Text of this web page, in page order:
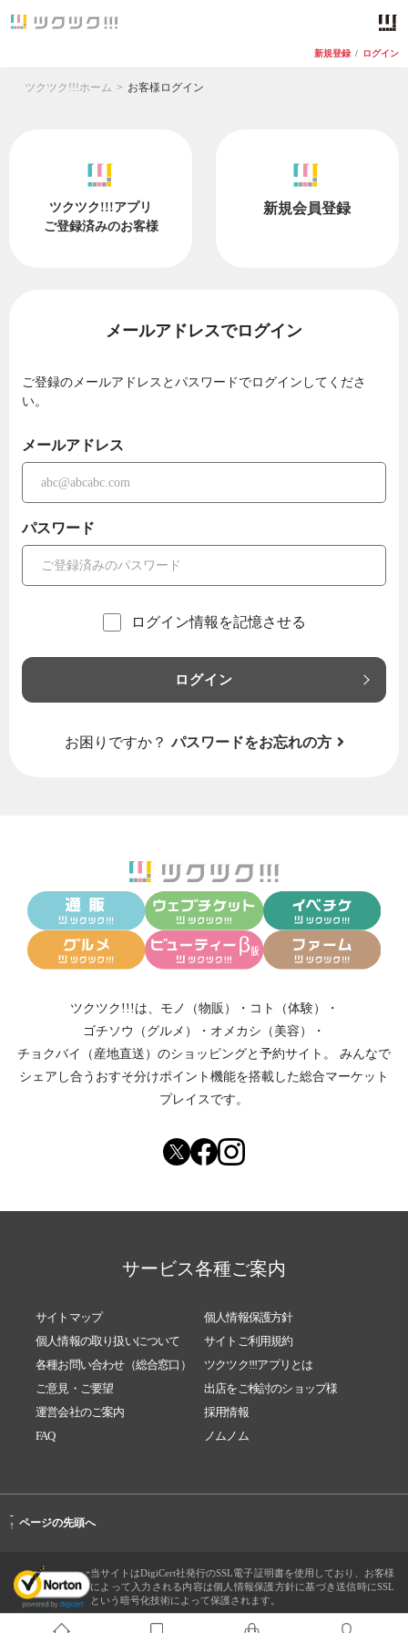
新規登録 / ログイン
ツクツク!!!ホーム お客様ログイン
ツクツク!!!アプリ
ご登録済みのお客様
新規会員登録
メールアドレスでログイン
ご登録のメールアドレスとパスワードでログインしてくださ
い。
メールアドレス
パスワード
ログイン情報を記憶させる
ログイン
お困りですか？ パスワードをお忘れの方
ツクツク!!!は、 モノ（物販） ・ コト（体験）
・
ゴチソウ（グルメ）
・ オメカシ（美容）
・
チョクバイ（産地直送） のショッピングと予約サイト。
みんなで
シェアし合う おすそ分けポイント機能を搭載した総合マーケット
プレイスです。
サービス各種ご案内
サイトマップ
個人情報保護方針
個人情報の取り扱いについて
サイトご利用規約
各種お問い合わせ（総合窓口）
ツクツク!!!アプリとは
ご意見・ご要望
出店をご検討のショップ様
運営会社のご案内
採用情報
FAQ
ノムノム
-
↑ ページの先頭へ
当サイトはDigiCert社発行のSSL電子証明書を使用しており、お客様
によって入力される内容は個人情報保護方針に基づき送信時にSSL
という暗号化技術によって保護されます。